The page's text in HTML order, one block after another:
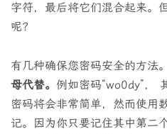
字符，最后将它们混合起来。
呢？
有几种确保您密码安全的方法。
母代替。 例如密码“wo0dy”，
密码将会非常简单，然而使用
记。因为你只要记住其中第二